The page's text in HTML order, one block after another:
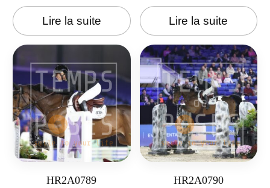
Lire la suite Lire la suite
HR2A0789 HR2A0790